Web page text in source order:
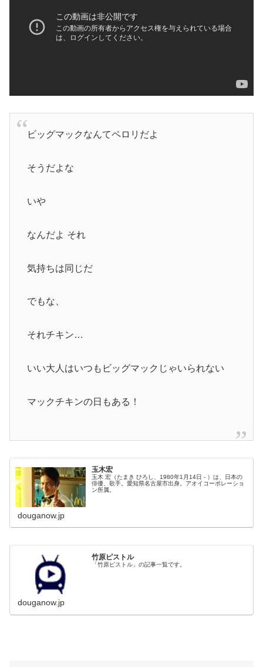
ビッグマックなんてペロリだよ
そうだよな
いや
なんだよ それ
気持ちは同じだ
でもな、
それチキン…
いい大人はいつもビッグマックじゃいられない
マックチキンの日もある！
玉木宏
玉木 宏（たまき ひろし、1980年1月14日 - ）は、日本の
俳優、歌手。愛知県名古屋市出身。アオイコーポレーショ
ン所属。
douganow.jp
竹原ピストル
「竹原ピストル」の記事一覧です。
douganow.jp